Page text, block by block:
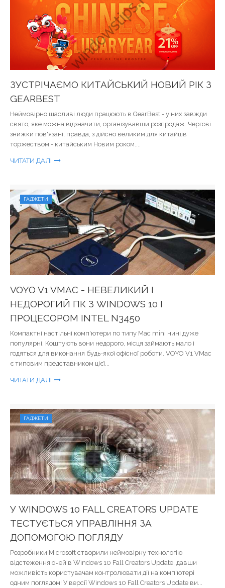
ЗУСТРІЧАЄМО КИТАЙСЬКИЙ НОВИЙ РІК З
GEARBEST
Неймовірно щасливі люди працюють в GearBest - у них завжди
свято, яке можна відзначити, організувавши розпродаж. Чергові
знижки пов'язані, правда, з дійсно великим для китайців
торжеством - китайським Новим роком....
ЧИТАТИ ДАЛІ
ГАДЖЕТИ
VOYO V1 VMAC - НЕВЕЛИКИЙ І
НЕДОРОГИЙ ПК З WINDOWS 10 І
ПРОЦЕСОРОМ INTEL N3450
Компактні настільні комп'ютери по типу Mac mini нині дуже
популярні. Коштують вони недорого, місця займають мало і
годяться для виконання будь-якої офісної роботи. VOYO V1 VMac
є типовим представником цієї...
ЧИТАТИ ДАЛІ
ГАДЖЕТИ
У WINDOWS 10 FALL CREATORS UPDATE
ТЕСТУЄТЬСЯ УПРАВЛІННЯ ЗА
ДОПОМОГОЮ ПОГЛЯДУ
Розробники Microsoft створили неймовірну технологію
відстеження очей в Windows 10 Fall Creators Update, давши
можливість користувачам контролювати дії на комп'ютері
одним поглядом! У версії Windows 10 Fall Creators Update ви...